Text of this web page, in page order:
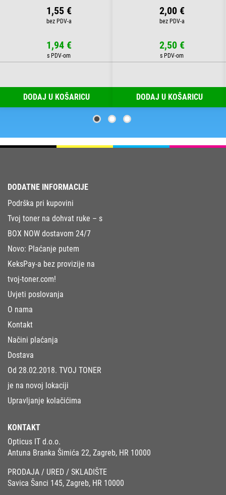
1,55 €
1,94 €
DODAJ U KOŠARICU
2,00 €
2,50 €
DODAJ U KOŠARICU
DODATNE INFORMACIJE
Podrška pri kupovini
Tvoj toner na dohvat ruke – s
BOX NOW dostavom 24/7
Novo: Plaćanje putem
KeksPay-a bez provizije na
tvoj-toner.com!
Uvjeti poslovanja
O nama
Kontakt
Načini plaćanja
Dostava
Od 28.02.2018. TVOJ TONER
je na novoj lokaciji
Upravljanje kolačićima
KONTAKT
Opticus IT d.o.o.
Antuna Branka Šimića 22, Zagreb, HR 10000
PRODAJA / URED / SKLADIŠTE
Savica Šanci 145, Zagreb, HR 10000